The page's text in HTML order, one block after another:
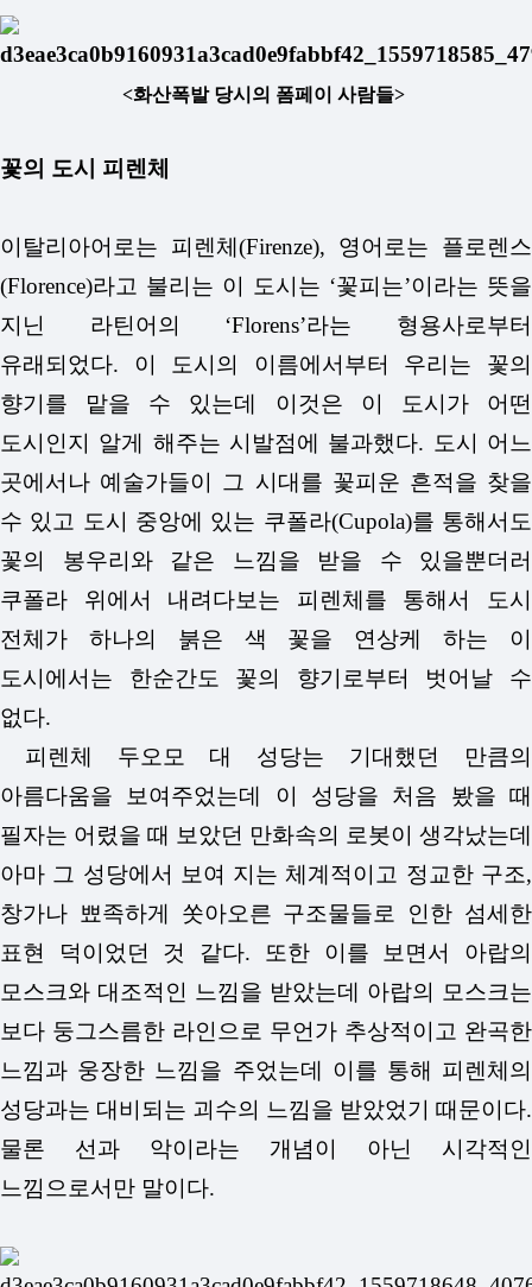
<화산폭발 당시의 폼페이 사람들>
꽃의 도시 피렌체
이탈리아어로는 피렌체(Firenze), 영어로는 플로렌스
(Florence)라고 불리는 이 도시는 ‘꽃피는’이라는 뜻을
지닌 라틴어의 ‘Florens’라는 형용사로부터
유래되었다. 이 도시의 이름에서부터 우리는 꽃의
향기를 맡을 수 있는데 이것은 이 도시가 어떤
도시인지 알게 해주는 시발점에 불과했다. 도시 어느
곳에서나 예술가들이 그 시대를 꽃피운 흔적을 찾을
수 있고 도시 중앙에 있는 쿠폴라(Cupola)를 통해서도
꽃의 봉우리와 같은 느낌을 받을 수 있을뿐더러
쿠폴라 위에서 내려다보는 피렌체를 통해서 도시
전체가 하나의 붉은 색 꽃을 연상케 하는 이
도시에서는 한순간도 꽃의 향기로부터 벗어날 수
없다.
피렌체 두오모 대 성당는 기대했던 만큼의
아름다움을 보여주었는데 이 성당을 처음 봤을 때
필자는 어렸을 때 보았던 만화속의 로봇이 생각났는데
아마 그 성당에서 보여 지는 체계적이고 정교한 구조,
창가나 뾰족하게 쏫아오른 구조물들로 인한 섬세한
표현 덕이었던 것 같다. 또한 이를 보면서 아랍의
모스크와 대조적인 느낌을 받았는데 아랍의 모스크는
보다 둥그스름한 라인으로 무언가 추상적이고 완곡한
느낌과 웅장한 느낌을 주었는데 이를 통해 피렌체의
성당과는 대비되는 괴수의 느낌을 받았었기 때문이다.
물론 선과 악이라는 개념이 아닌 시각적인
느낌으로서만 말이다.